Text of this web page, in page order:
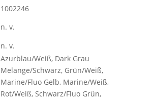
1002246
n. v.
n. v.
Azurblau/Weiß, Dark Grau
Melange/Schwarz, Grün/Weiß,
Marine/Fluo Gelb, Marine/Weiß,
Rot/Weiß, Schwarz/Fluo Grün,